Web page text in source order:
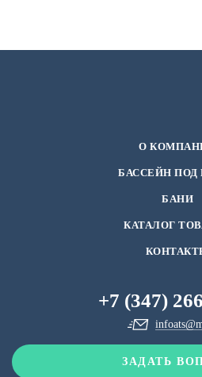
О
БАССЕЙН
БАНИ
КАТАЛОГ
+7 (347)
ЗАДАТЬ